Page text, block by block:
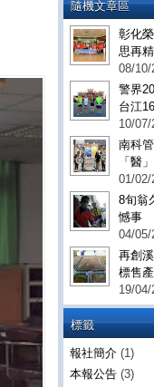
隨機文章區
彰化
思再
08/10/
警界
台江
10/
南科
「醫
01/02/
8旬翁
憾事
04/05/
再創
標售
19/
標籤
報社簡介 (1)
本報公告 (3)